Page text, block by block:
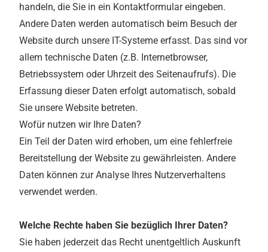
handeln, die Sie in ein Kontaktformular eingeben.
Andere Daten werden automatisch beim Besuch der
Website durch unsere IT-Systeme erfasst. Das sind vor
allem technische Daten (z.B. Internetbrowser,
Betriebssystem oder Uhrzeit des Seitenaufrufs). Die
Erfassung dieser Daten erfolgt automatisch, sobald
Sie unsere Website betreten.
Wofür nutzen wir Ihre Daten?
Ein Teil der Daten wird erhoben, um eine fehlerfreie
Bereitstellung der Website zu gewährleisten. Andere
Daten können zur Analyse Ihres Nutzerverhaltens
verwendet werden.
Welche Rechte haben Sie bezüglich Ihrer Daten?
Sie haben jederzeit das Recht unentgeltlich Auskunft